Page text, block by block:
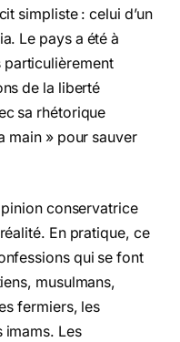
simpliste : celui d’un
Le pays a été à
particulièrement
de la liberté
sa rhétorique
main » pour sauver
conservatrice
En pratique, ce
qui se font
musulmans,
fermiers, les
imams. Les